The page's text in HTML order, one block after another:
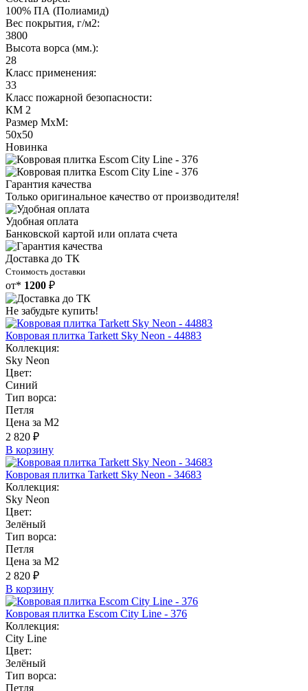
100% ПА (Полиамид)
Вес покрытия, г/м2:
3800
Высота ворса (мм.):
28
Класс применения:
33
Класс пожарной безопасности:
КМ 2
Размер МхМ:
50x50
Новинка
Гарантия качества
Только оригинальное качество от производителя!
Удобная оплата
Банковской картой или оплата счета
Доставка до ТК
Стоимость доставки
от* 1200 ₽
Не забудьте купить!
Ковровая плитка Tarkett Sky Neon - 44883
Коллекция:
Sky Neon
Цвет:
Синий
Тип ворса:
Петля
Цена за М2
2 820 ₽
В корзину
Ковровая плитка Tarkett Sky Neon - 34683
Коллекция:
Sky Neon
Цвет:
Зелёный
Тип ворса:
Петля
Цена за М2
2 820 ₽
В корзину
Ковровая плитка Escom City Line - 376
Коллекция:
City Line
Цвет:
Зелёный
Тип ворса:
Петля